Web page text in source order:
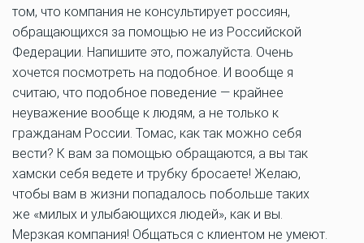
том, что компания не консультирует россиян,
обращающихся за помощью не из Российской
Федерации. Напишите это, пожалуйста. Очень
хочется посмотреть на подобное. И вообще я
считаю, что подобное поведение — крайнее
неуважение вообще к людям, а не только к
гражданам России. Томас, как так можно себя
вести? К вам за помощью обращаются, а вы так
хамски себя ведете и трубку бросаете! Желаю,
чтобы вам в жизни попадалось побольше таких
же «милых и улыбающихся людей», как и вы.
Мерзкая компания! Общаться с клиентом не умеют.